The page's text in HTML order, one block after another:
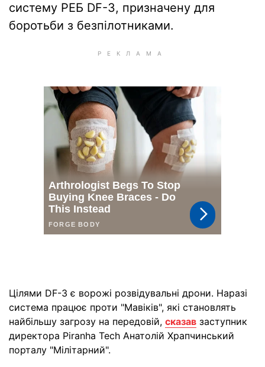
систему РЕБ DF-3, призначену для
боротьби з безпілотниками.
Цілями DF-3 є ворожі розвідувальні дрони. Наразі
система працює проти "Мавіків", які становлять
найбільшу загрозу на передовій, сказав заступник
директора Piranha Tech Анатолій Храпчинський
порталу "Мілітарний".